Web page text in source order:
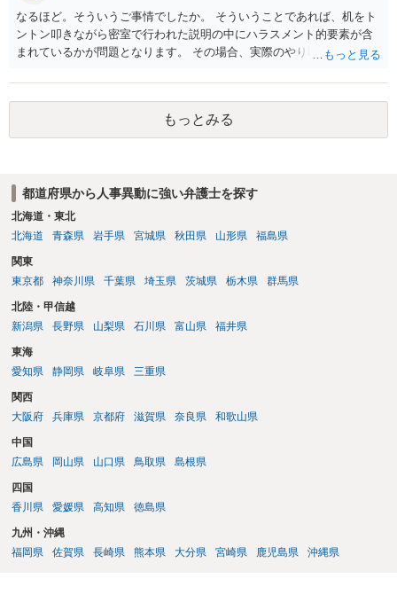
なるほど。そういうご事情でしたか。 そういうことであれば、机をト
ントン叩きながら密室で行われた説明の中にハラスメント的要素が含
まれているかが問題となります。 その場合、実際のやり取りの中身が
れることをお勧めします。
もっとみる
都道府県から人事異動に強い弁護士を探す
北海道・東北
北海道
青森県 岩手県 宮城県 秋田県 山形県 福島県
関東
東京都
神奈川県 千葉県 埼玉県 茨城県 栃木県 群馬県
北陸・甲信越
新潟県
長野県 山梨県 石川県 富山県 福井県
東海
愛知県
静岡県 岐阜県 三重県
関西
大阪府
兵庫県 京都府 滋賀県 奈良県 和歌山県
中国
広島県
岡山県 山口県 鳥取県 島根県
四国
香川県
愛媛県 高知県 徳島県
九州・沖縄
福岡県
佐賀県 長崎県 熊本県 大分県 宮崎県 鹿児島県 沖縄県